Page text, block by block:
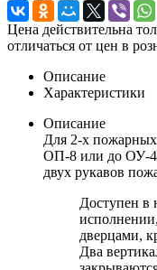
Цена действительна
отличаться от цен в
Описание
Характеристики
Описание
Для 2-х
ОП-8 или до ОУ-
двух рукавов
Доступен в
дверцами,
Два